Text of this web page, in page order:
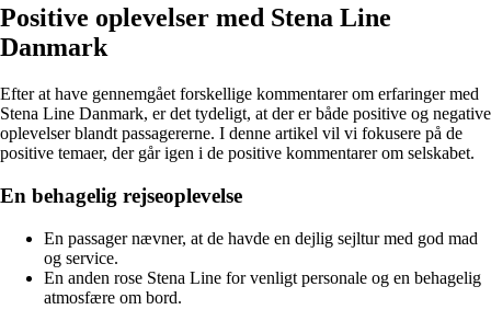
Positive oplevelser med Stena Line
Danmark
Efter at have gennemgået forskellige kommentarer om erfaringer med
Stena Line Danmark, er det tydeligt, at der er både positive og negative
oplevelser blandt passagererne. I denne artikel vil vi fokusere på de
positive temaer, der går igen i de positive kommentarer om selskabet.
En behagelig rejseoplevelse
En passager nævner, at de havde en dejlig sejltur med god mad
og service.
En anden rose Stena Line for venligt personale og en behagelig
atmosfære om bord.